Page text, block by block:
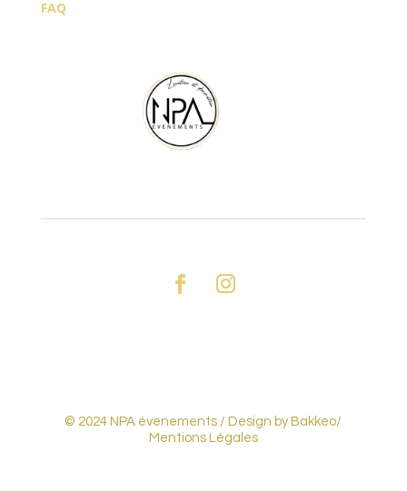
FAQ
© 2024 NPA évenements / Design by Bakkeo/
Mentions Légales